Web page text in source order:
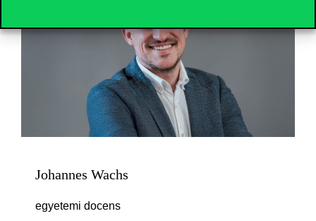
Johannes Wachs
egyetemi docens